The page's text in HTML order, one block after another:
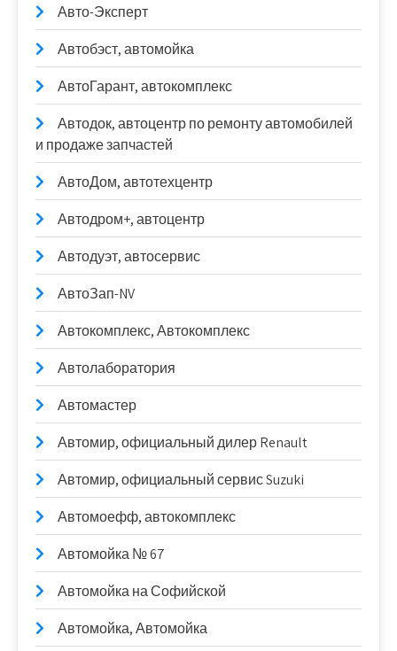
Авто-Эксперт
Автобэст, автомойка
АвтоГарант, автокомплекс
Автодок, автоцентр по ремонту автомобилей
и продаже запчастей
АвтоДом, автотехцентр
Автодром+, автоцентр
Автодуэт, автосервис
АвтоЗап-NV
Автокомплекс, Автокомплекс
Автолаборатория
Автомастер
Автомир, официальный дилер Renault
Автомир, официальный сервис Suzuki
Автомоефф, автокомплекс
Автомойка № 67
Автомойка на Софийской
Автомойка, Автомойка